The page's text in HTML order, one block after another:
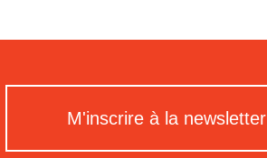
M'inscrire à la newsletter